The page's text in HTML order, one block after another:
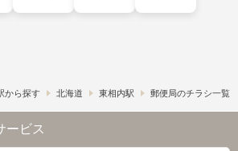
から探す 北海道 東相内駅 郵便局のチラシ一覧
ービス